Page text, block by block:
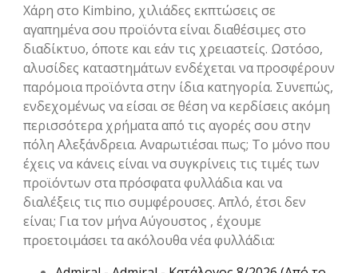
Χάρη στο Kimbino, χιλιάδες εκπτώσεις σε
αγαπημένα σου προϊόντα είναι διαθέσιμες στο
διαδίκτυο, όποτε και εάν τις χρειαστείς. Ωστόσο,
αλυσίδες καταστημάτων ενδέχεται να προσφέρουν
παρόμοια προϊόντα στην ίδια κατηγορία. Συνεπώς,
ενδεχομένως να είσαι σε θέση να κερδίσεις ακόμη
περισσότερα χρήματα από τις αγορές σου στην
πόλη Αλεξάνδρεια. Αναρωτιέσαι πως; Το μόνο που
έχεις να κάνεις είναι να συγκρίνεις τις τιμές των
προϊόντων στα πρόσφατα φυλλάδια και να
διαλέξεις τις πιο συμφέρουσες. Απλό, έτσι δεν
είναι; Για τον μήνα Αύγουστος , έχουμε
προετοιμάσει τα ακόλουθα νέα φυλλάδια: